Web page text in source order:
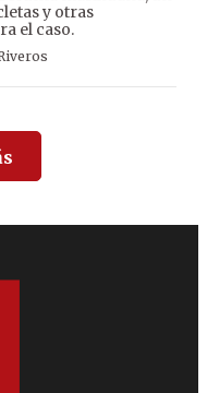
y otras
el caso.